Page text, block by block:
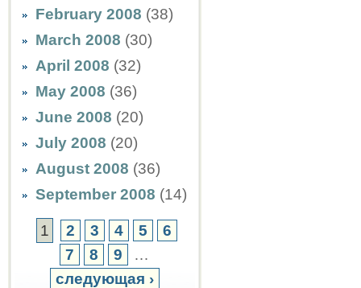
February 2008 (38)
March 2008 (30)
April 2008 (32)
May 2008 (36)
June 2008 (20)
July 2008 (20)
August 2008 (36)
September 2008 (14)
1 2 3 4 5
6
7
8 9
…
следующая ›